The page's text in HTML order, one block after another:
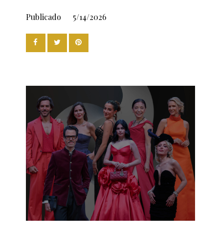
Publicado 5/14/2026